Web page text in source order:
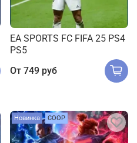
EA SPORTS FC FIFA 25 PS4
PS5
От 749 руб
Новинка COOP